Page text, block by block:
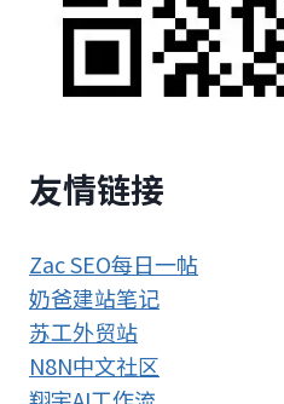
友情链接
Zac SEO每日一帖
奶爸建站笔记
苏工外贸站
N8N中文社区